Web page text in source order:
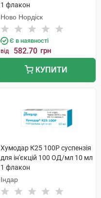
1 флакон
Ново Нордіск
Є в наявності
від 582.70 грн
КУПИТИ
Хумодар К25 100Р суспензія
для ін'єкцій 100 ОД/мл 10 мл
1 флакон
Індар